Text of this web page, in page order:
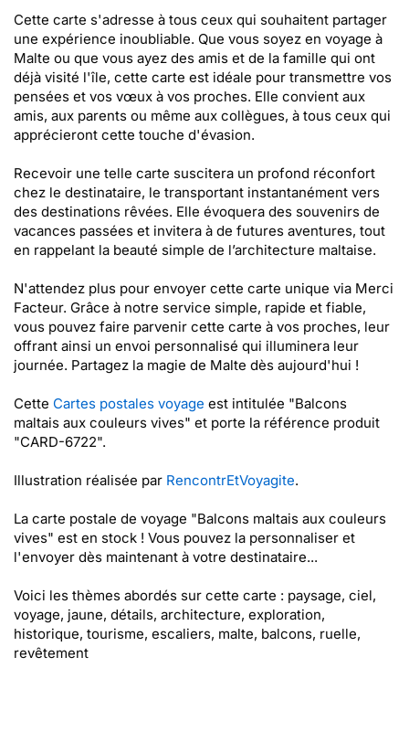
Cette carte s'adresse à tous ceux qui souhaitent partager
une expérience inoubliable. Que vous soyez en voyage à
Malte ou que vous ayez des amis et de la famille qui ont
déjà visité l'île, cette carte est idéale pour transmettre vos
pensées et vos vœux à vos proches. Elle convient aux
amis, aux parents ou même aux collègues, à tous ceux qui
apprécieront cette touche d'évasion.
Recevoir une telle carte suscitera un profond réconfort
chez le destinataire, le transportant instantanément vers
des destinations rêvées. Elle évoquera des souvenirs de
vacances passées et invitera à de futures aventures, tout
en rappelant la beauté simple de l’architecture maltaise.
N'attendez plus pour envoyer cette carte unique via Merci
Facteur. Grâce à notre service simple, rapide et fiable,
vous pouvez faire parvenir cette carte à vos proches, leur
offrant ainsi un envoi personnalisé qui illuminera leur
journée. Partagez la magie de Malte dès aujourd'hui !
Cette Cartes postales voyage est intitulée "Balcons
maltais aux couleurs vives" et porte la référence produit
"CARD-6722".
Illustration réalisée par RencontrEtVoyagite.
La carte postale de voyage "Balcons maltais aux couleurs
vives" est en stock ! Vous pouvez la personnaliser et
l'envoyer dès maintenant à votre destinataire...
Voici les thèmes abordés sur cette carte : paysage, ciel,
voyage, jaune, détails, architecture, exploration,
historique, tourisme, escaliers, malte, balcons, ruelle,
revêtement